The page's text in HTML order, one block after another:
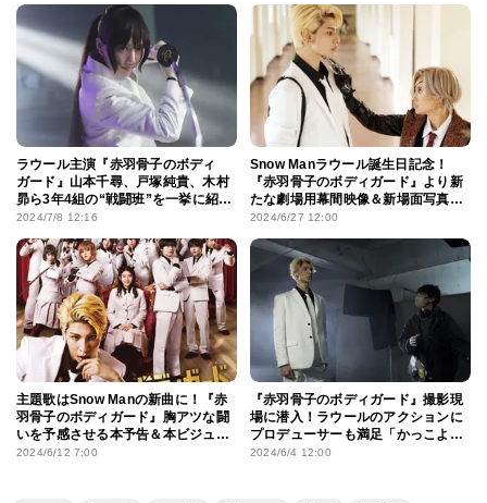
ラウール主演『赤羽骨子のボディ
ガード』山本千尋、戸塚純貴、木村
昴ら3年4組の“戦闘班”を一挙に紹
介！
2024/7/8 12:16
Snow Manラウール誕生日記念！
『赤羽骨子のボディガード』より新
たな劇場用幕間映像＆新場面写真お
披露目
2024/6/27 12:00
主題歌はSnow Manの新曲に！『赤
羽骨子のボディガード』胸アツな闘
いを予感させる本予告＆本ビジュア
ル
2024/6/12 7:00
『赤羽骨子のボディガード』撮影現
場に潜入！ラウールのアクションに
プロデューサーも満足「かっこよく
キマる予感はしていた」
2024/6/4 12:00